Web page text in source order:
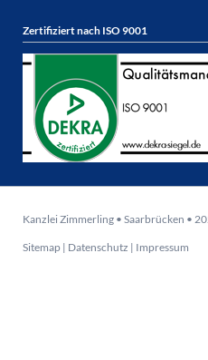
Zertifiziert nach ISO 9001
Kanzlei Zimmerling • Saarbrücken •
Sitemap| Datenschutz | Impressum